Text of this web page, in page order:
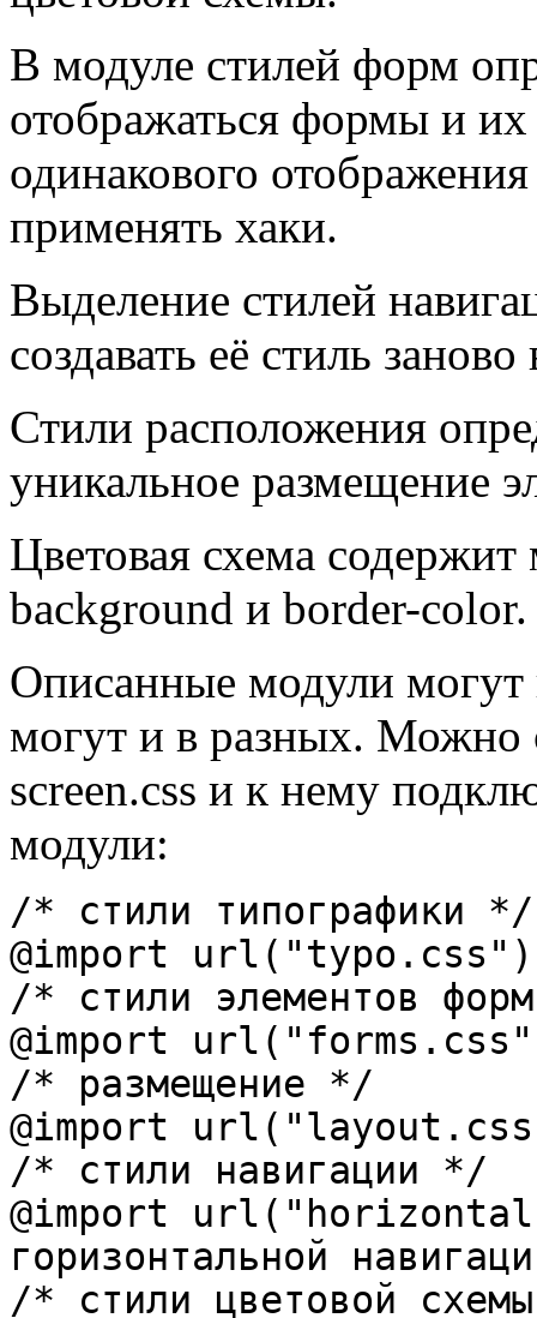
В модуле стилей форм
отображаться формы и
одинакового
применять хаки.
Выделение стилей
создавать её стиль
Стили расположения
уникальное размещение
Цветовая схема
background и border-color.
Описанные модули могут
могут и в разных. Можно
screen.css и к нему
модули:
/* стили типографики */
@import
/* стили элементов
@import
/* размещение */
@import
/* стили навигации */
@import
горизонтальной
/* стили цветовой